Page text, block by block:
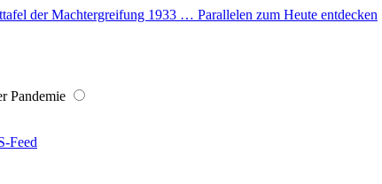
der Machtergreifung 1933 … Parallelen zum Heute entdecken
Pandemie
Feed